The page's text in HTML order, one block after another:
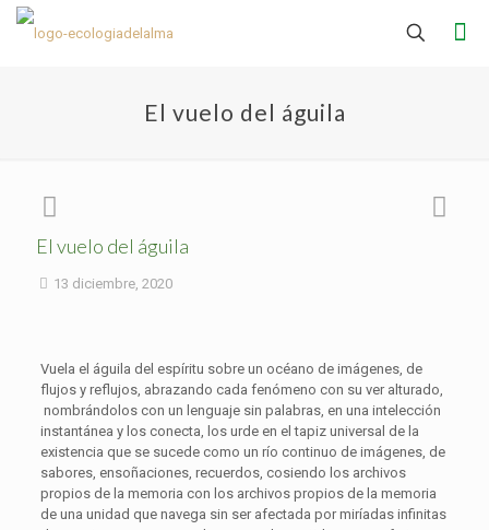
El vuelo del águila
El vuelo del águila
13 diciembre, 2020
Vuela el águila del espíritu sobre un océano de imágenes, de
flujos y reflujos, abrazando cada fenómeno con su ver alturado,
nombrándolos con un lenguaje sin palabras, en una intelección
instantánea y los conecta, los urde en el tapiz universal de la
existencia que se sucede como un río continuo de imágenes, de
sabores, ensoñaciones, recuerdos, cosiendo los archivos
propios de la memoria con los archivos propios de la memoria
de una unidad que navega sin ser afectada por miríadas infinitas